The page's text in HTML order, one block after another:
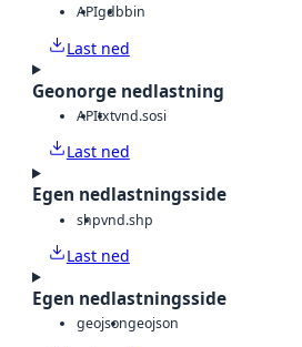
APIgdbbin
Last ned
Geonorge nedlastning
APItxtvnd.sosi
Last ned
Egen nedlastningsside
shpvnd.shp
Last ned
Egen nedlastningsside
geojsongeojson